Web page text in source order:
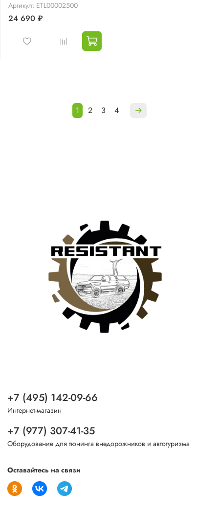
Артикул: ETL00002500
24 690 ₽
1 2 3 4
+7 (495) 142-09-66
Интернет-магазин
+7 (977) 307-41-35
Оборудование для тюнинга внедорожников и автотуризма
Оставайтесь на связи